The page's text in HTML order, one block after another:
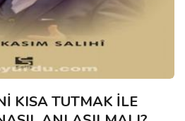
KISA TUTMAK İLE